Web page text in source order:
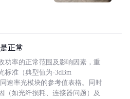
正常
功率的正常范围及影响因素，重
标准（典型值为-3dBm
速率光模块的参考值表格。同时
（如光纤损耗、连接器问题）及